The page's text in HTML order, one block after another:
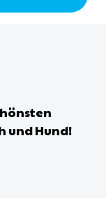
und Hund!